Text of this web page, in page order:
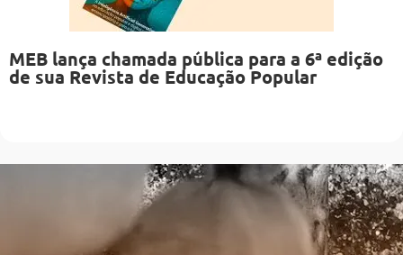
MEB lança chamada pública para a 6ª edição
de sua Revista de Educação Popular